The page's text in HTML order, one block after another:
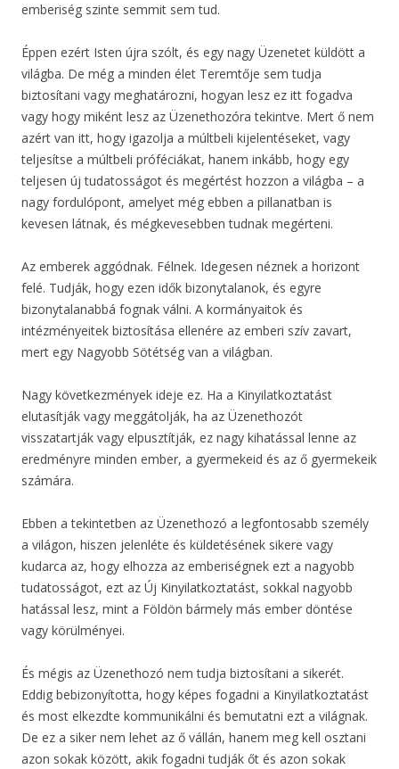
emberiség szinte semmit sem tud.
Éppen ezért Isten újra szólt, és egy nagy Üzenetet küldött a
világba. De még a minden élet Teremtője sem tudja
biztosítani vagy meghatározni, hogyan lesz ez itt fogadva
vagy hogy miként lesz az Üzenethozóra tekintve. Mert ő nem
azért van itt, hogy igazolja a múltbeli kijelentéseket, vagy
teljesítse a múltbeli próféciákat, hanem inkább, hogy egy
teljesen új tudatosságot és megértést hozzon a világba – a
nagy fordulópont, amelyet még ebben a pillanatban is
kevesen látnak, és mégkevesebben tudnak megérteni.
Az emberek aggódnak. Félnek. Idegesen néznek a horizont
felé. Tudják, hogy ezen idők bizonytalanok, és egyre
bizonytalanabbá fognak válni. A kormányaitok és
intézményeitek biztosítása ellenére az emberi szív zavart,
mert egy Nagyobb Sötétség van a világban.
Nagy következmények ideje ez. Ha a Kinyilatkoztatást
elutasítják vagy meggátolják, ha az Üzenethozót
visszatartják vagy elpusztítják, ez nagy kihatással lenne az
eredményre minden ember, a gyermekeid és az ő gyermekeik
számára.
Ebben a tekintetben az Üzenethozó a legfontosabb személy
a világon, hiszen jelenléte és küldetésének sikere vagy
kudarca az, hogy elhozza az emberiségnek ezt a nagyobb
tudatosságot, ezt az Új Kinyilatkoztatást, sokkal nagyobb
hatással lesz, mint a Földön bármely más ember döntése
vagy körülményei.
És mégis az Üzenethozó nem tudja biztosítani a sikerét.
Eddig bebizonyította, hogy képes fogadni a Kinyilatkoztatást
és most elkezdte kommunikálni és bemutatni ezt a világnak.
De ez a siker nem lehet az ő vállán, hanem meg kell osztani
azon sokak között, akik fogadni tudják őt és azon sokak